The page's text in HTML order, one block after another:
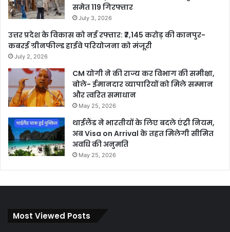
समेत 119 गिरफ्तार
July 3, 2026
उत्तर प्रदेश के विकास को नई रफ्तार: ₹7,145 करोड़ की कानपुर-
कबरई ग्रीनफील्ड हाईवे परियोजना को मंजूरी
July 2, 2026
CM योगी ने की राज्य कर विभाग की समीक्षा,
बोले- ईमानदार व्यापारियों को मिले सम्मान
और त्वरित समाधान
May 25, 2026
थाईलैंड ने भारतीयों के लिए बदले एंट्री नियम,
अब Visa on Arrival के तहत मिलेगी सीमित
अवधि की अनुमति
May 25, 2026
Most Viewed Posts